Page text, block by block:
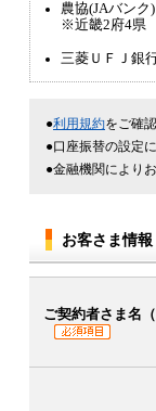
農協(JAバンク)
※近畿2府4県
三菱ＵＦＪ銀
利用規約をご確
口座振替の設定
金融機関により
お客さま情報
ご契約者さま名（